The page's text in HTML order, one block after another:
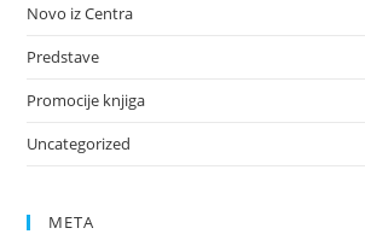
Novo iz Centra
Predstave
Promocije knjiga
Uncategorized
META